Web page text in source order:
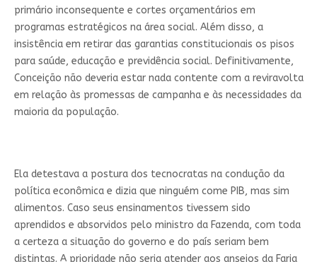
primário inconsequente e cortes orçamentários em
programas estratégicos na área social. Além disso, a
insistência em retirar das garantias constitucionais os pisos
para saúde, educação e previdência social. Definitivamente,
Conceição não deveria estar nada contente com a reviravolta
em relação às promessas de campanha e às necessidades da
maioria da população.
Ela detestava a postura dos tecnocratas na condução da
política econômica e dizia que ninguém come PIB, mas sim
alimentos. Caso seus ensinamentos tivessem sido
aprendidos e absorvidos pelo ministro da Fazenda, com toda
a certeza a situação do governo e do país seriam bem
distintas. A prioridade não seria atender aos anseios da Faria